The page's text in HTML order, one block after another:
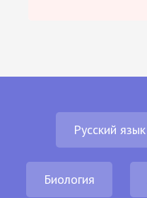
Русский язык
Биология